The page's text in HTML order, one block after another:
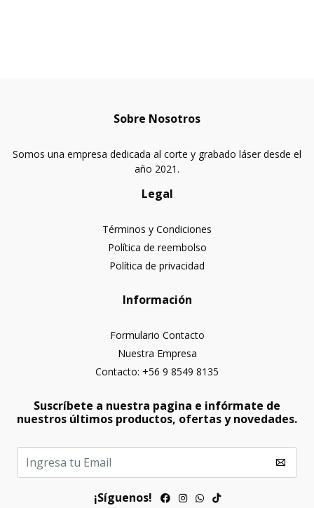
Sobre Nosotros
Somos una empresa dedicada al corte y grabado láser desde el
año 2021.
Legal
Términos y Condiciones
Política de reembolso
Política de privacidad
Información
Formulario Contacto
Nuestra Empresa
Contacto: +56 9 8549 8135
Suscríbete a nuestra pagina e infórmate de
nuestros últimos productos, ofertas y novedades.
¡Síguenos!